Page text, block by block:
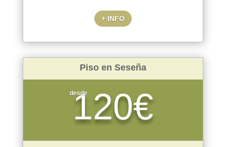
+ INFO
Piso en Seseña
desde
120€